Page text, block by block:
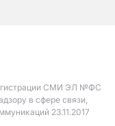
СМИ ЭЛ №ФС
в сфере связи,
23.11.2017